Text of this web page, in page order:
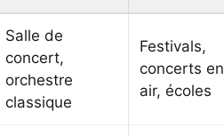
Salle de
concert,
orchestre
classique
Festivals,
concerts
air, écoles